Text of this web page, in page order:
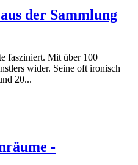
der Sammlung
fasziniert. Mit über 100
wider. Seine oft ironisch
20...
-